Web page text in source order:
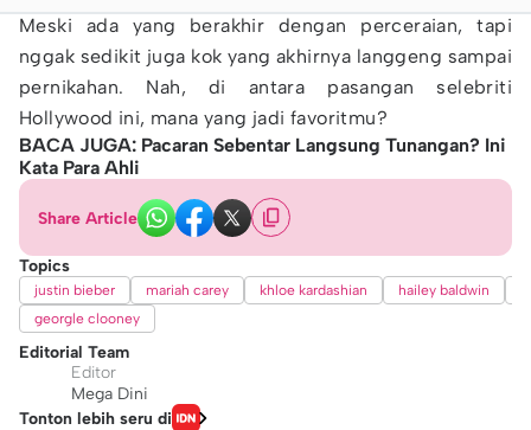
Meski ada yang berakhir dengan perceraian, tapi
nggak sedikit juga kok yang akhirnya langgeng sampai
pernikahan. Nah, di antara pasangan selebriti
Hollywood ini, mana yang jadi favoritmu?
BACA JUGA: Pacaran Sebentar Langsung Tunangan? Ini
Kata Para Ahli
Share Article
Topics
justin bieber mariah carey khloe kardashian hailey baldwin
georgle clooney
Editorial Team
Editor
Mega Dini
Tonton lebih seru di